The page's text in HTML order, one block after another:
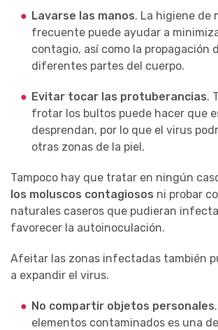
Lavarse las manos. La higiene de
frecuente puede ayudar a
contagio, así como la propagación
diferentes partes del cuerpo.
Evitar tocar las protuberancias.
frotar los bultos puede hacer que
desprendan, por lo que el virus
otras zonas de la piel.
Tampoco hay que tratar en ningún
los moluscos contagiosos ni probar
naturales caseros que pudieran
favorecer la autoinoculación.
Afeitar las zonas infectadas también
a expandir el virus.
No compartir objetos personales
elementos contaminados es una